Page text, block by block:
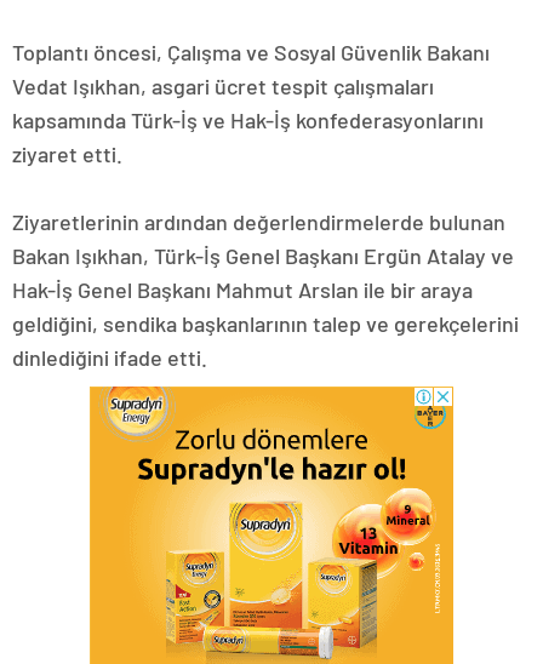
Toplantı öncesi, Çalışma ve Sosyal Güvenlik Bakanı
Vedat Işıkhan, asgari ücret tespit çalışmaları
kapsamında Türk-İş ve Hak-İş konfederasyonlarını
ziyaret etti.
Ziyaretlerinin ardından değerlendirmelerde bulunan
Bakan Işıkhan, Türk-İş Genel Başkanı Ergün Atalay ve
Hak-İş Genel Başkanı Mahmut Arslan ile bir araya
geldiğini, sendika başkanlarının talep ve gerekçelerini
dinlediğini ifade etti.